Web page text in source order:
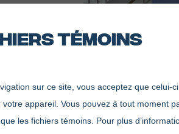
témoins
sur ce site, vous acceptez que celui-
appareil. Vous pouvez à tout moment
les fichiers témoins. Pour plus
de partager